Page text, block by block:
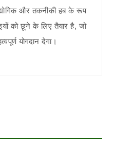
और तकनीकी हब के रूप
को छूने के लिए तैयार है, जो
योगदान देगा।